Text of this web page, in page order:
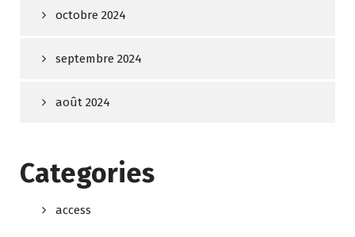
octobre 2024
septembre 2024
août 2024
Categories
access